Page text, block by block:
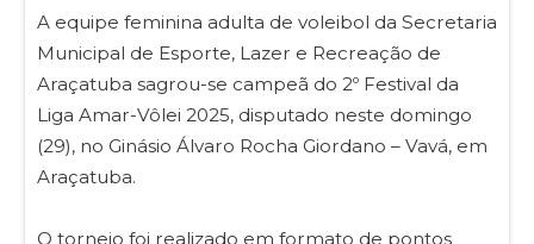
A equipe feminina adulta de voleibol da Secretaria
Municipal de Esporte, Lazer e Recreação de
Araçatuba sagrou-se campeã do 2º Festival da
Liga Amar-Vôlei 2025, disputado neste domingo
(29), no Ginásio Álvaro Rocha Giordano – Vavá, em
Araçatuba.
O torneio foi realizado em formato de pontos